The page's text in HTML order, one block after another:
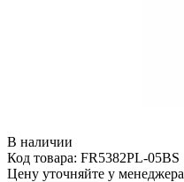
В наличии
Код товара: FR5382PL-05BS
Цену уточняйте у менеджера